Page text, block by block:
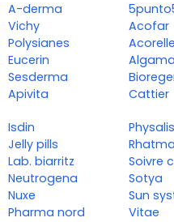
A-derma
Vichy
Polysianes
Eucerin
Sesderma
Apivita
Acofar
Acorelle
Cattier
Isdin
Jelly pills
Lab. biarritz
Neutrogena
Nuxe
Pharma nord
Physalis
Rhatma
Soivre
Sotya
Sun
Vitae